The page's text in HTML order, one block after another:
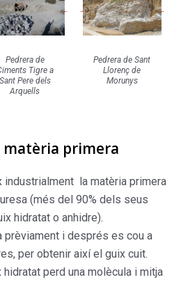
Pedrera de
Tigre a
Sant Pere dels
Arquells
Pedrera de Sant
Llorenç de
Morunys
primera
industrialment la matèria primera
(més del 90% dels seus
hidratat o anhidre).
prèviament i després es cou a
per obtenir així el guix cuit.
perd una molècula i mitja